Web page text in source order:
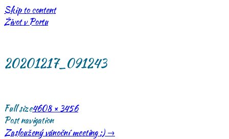
Skip to content
Život v Portu
20201217_091243
Full size4608 × 3456
Post navigation
Zasloužený vánoční meeting :) →